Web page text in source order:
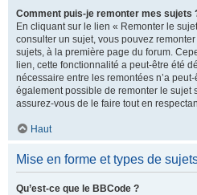
Comment puis-je remonter mes sujets
En cliquant sur le lien « Remonter le
consulter un sujet, vous pouvez
sujets, à la première page du forum.
lien, cette fonctionnalité a peut-être été
nécessaire entre les remontées n’a
également possible de remonter le sujet
assurez-vous de le faire tout en
Haut
Mise en forme et types de
Qu’est-ce que le BBCode ?